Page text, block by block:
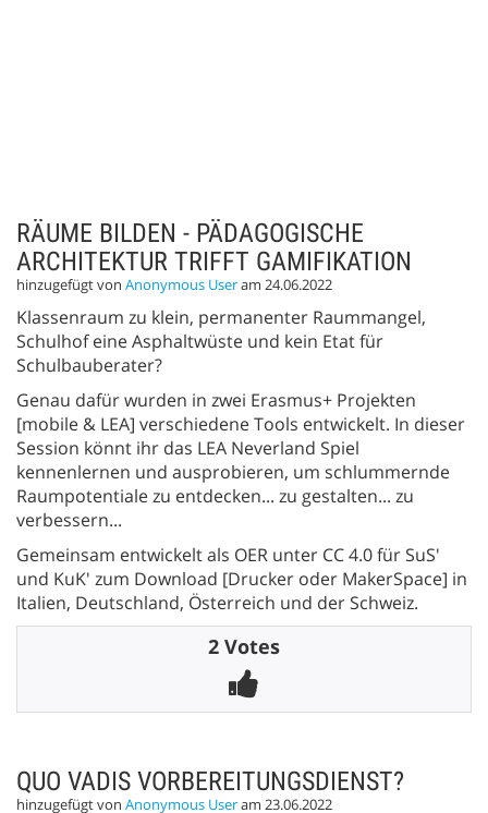
RÄUME BILDEN - PÄDAGOGISCHE
ARCHITEKTUR TRIFFT GAMIFIKATION
hinzugefügt von Anonymous Useram 24.06.2022
Klassenraum zu klein, permanenter Raummangel,
Schulhof eine Asphaltwüste und kein Etat für
Schulbauberater?
Genau dafür wurden in zwei Erasmus+ Projekten
[mobile & LEA] verschiedene Tools entwickelt. In dieser
Session könnt ihr das LEA Neverland Spiel
kennenlernen und ausprobieren, um schlummernde
Raumpotentiale zu entdecken... zu gestalten... zu
verbessern...
Gemeinsam entwickelt als OER unter CC 4.0 für SuS'
und KuK' zum Download [Drucker oder MakerSpace] in
Italien, Deutschland, Österreich und der Schweiz.
2 Votes
QUO VADIS VORBEREITUNGSDIENST?
hinzugefügt von Anonymous Useram 23.06.2022